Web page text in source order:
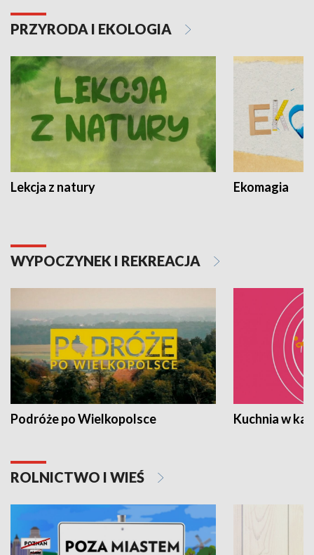
PRZYRODA I EKOLOGIA
Lekcja z natury Ekomagia
WYPOCZYNEK I REKREACJA
Podróże po Wielkopolsce Kuchnia w
ROLNICTWO I WIEŚ